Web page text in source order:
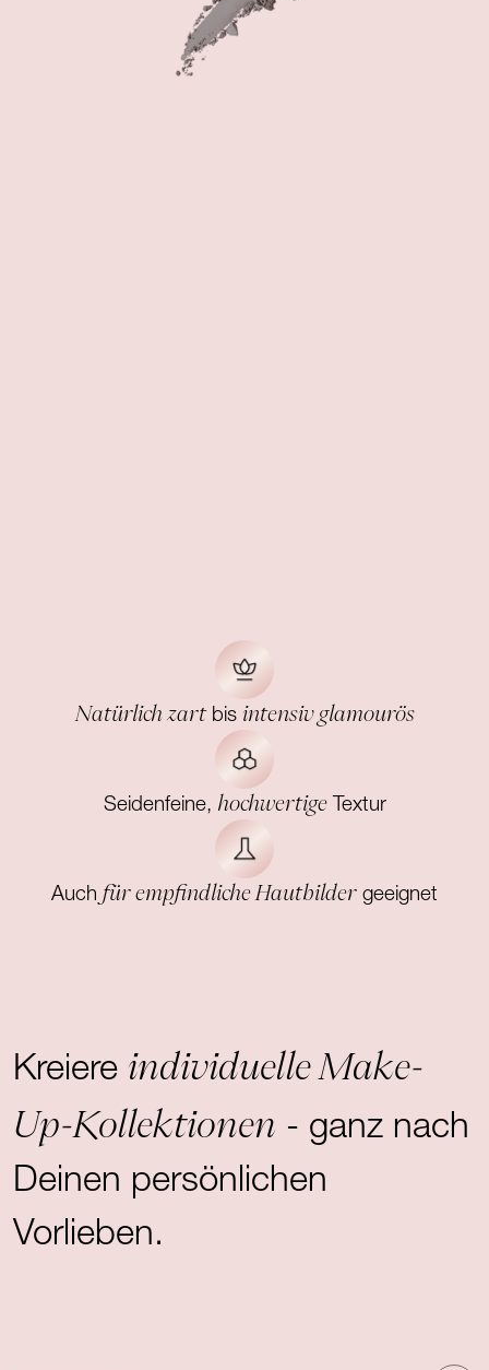
Natürlich zartbis intensiv glamourös
Seidenfeine, hochwertigeTextur
Auch für empfindliche Hautbilder geeignet
Kreiere individuelle Make-
Up-Kollektionen - ganz nach
Deinen persönlichen
Vorlieben.